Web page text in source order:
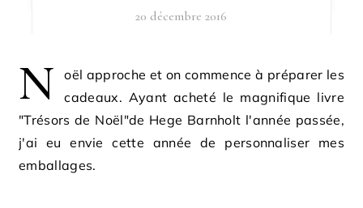
20 décembre 2016
N
oël approche et on commence à préparer les
cadeaux. Ayant acheté le magnifique livre
"Trésors de Noël"de Hege Barnholt l'année passée,
j'ai eu envie cette année de personnaliser mes
emballages.